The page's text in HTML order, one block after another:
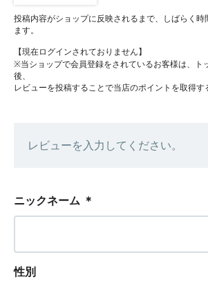
投稿内容がショップに反映されるまで、しばらく
ます。
【現在ログインされておりません】
※当ショップで会員登録をされているお客様は、ト
後、
レビューを投稿することで当店のポイントを取得す
レビューを入力してください。
ニックネーム ＊
性別